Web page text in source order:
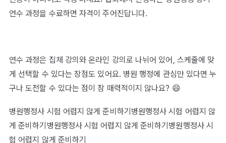
연수 과정을 수료하면 자격이 주어진답니다.
연수 과정은 집체 강의와 온라인 강의로 나뉘어 있어, 스케줄에 맞
게 선택할 수 있다는 장점도 있어요. 병원 행정에 관심만 있다면 누
구나 도전할 수 있다는 점이 참 매력적이지 않나요? 😄
병원행정사 시험 어렵지 않게 준비하기병원행정사 시험 어렵지 않
게 준비하기병원행정사 시험 어렵지 않게 준비하기병원행정사 시
험 어렵지 않게 준비하기